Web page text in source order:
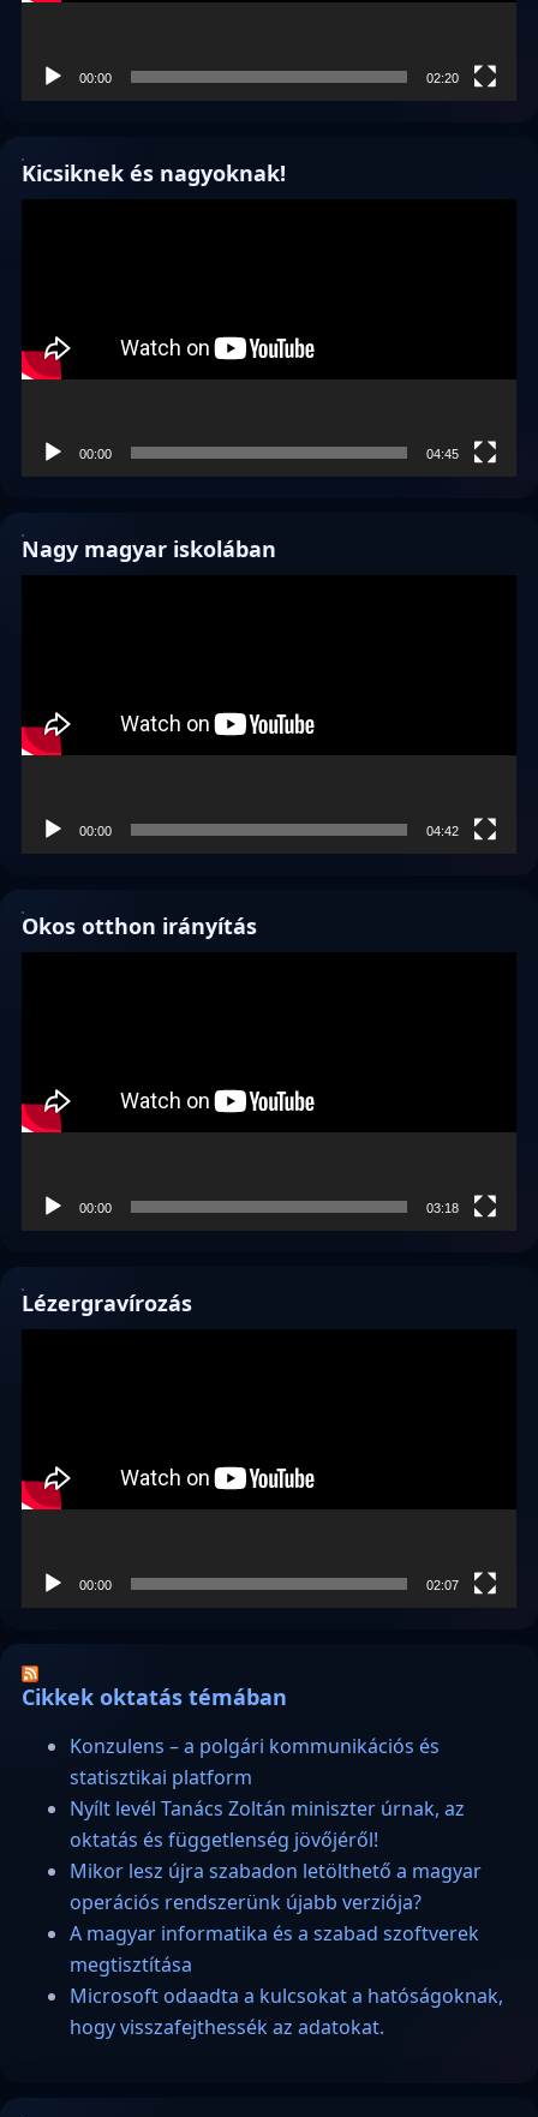
00:00 02:20
Kicsiknek és nagyoknak!
00:00 04:45
Nagy magyar iskolában
00:00 04:42
Okos otthon irányítás
00:00 03:18
Lézergravírozás
00:00 02:07
Cikkek oktatás témában
Konzulens – a polgári kommunikációs és
statisztikai platform
Nyílt levél Tanács Zoltán miniszter úrnak, az
oktatás és függetlenség jövőjéről!
Mikor lesz újra szabadon letölthető a magyar
operációs rendszerünk újabb verziója?
A magyar informatika és a szabad szoftverek
megtisztítása
Microsoft odaadta a kulcsokat a hatóságoknak,
hogy visszafejthessék az adatokat.